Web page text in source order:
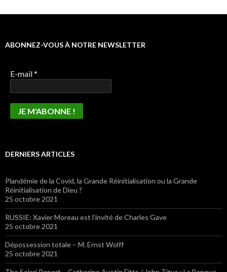
ABONNEZ-VOUS À NOTRE NEWSLETTER
E-mail*
DERNIERS ARTICLES
Plandémie de la Covid, la Grande Réinitialisation ou la Grande
Réinitialisation de Dieu ?
25 octobre 2021
RUSSIE: Xavier Moreau est l’invité de Charles Gave
25 octobre 2021
Dépossession totale – M. Ernst Wolff
25 octobre 2021